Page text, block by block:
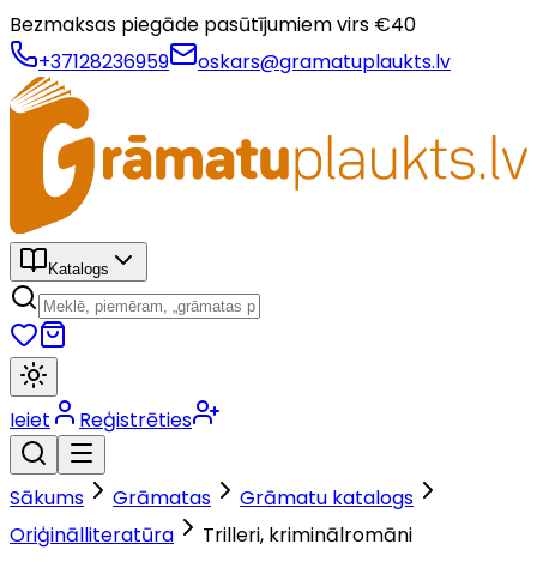
Bezmaksas piegāde pasūtījumiem virs €40
+37128236959
oskars@gramatuplaukts.lv
Katalogs
Ieiet Reģistrēties
Sākums Grāmatas
Grāmatu katalogs
Oriģinālliteratūra
Trilleri, kriminālromāni